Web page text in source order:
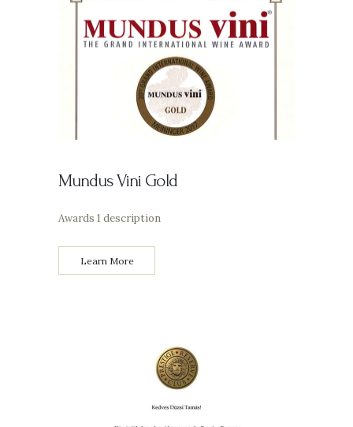
Mundus Vini Gold
Awards 1 description
Learn More